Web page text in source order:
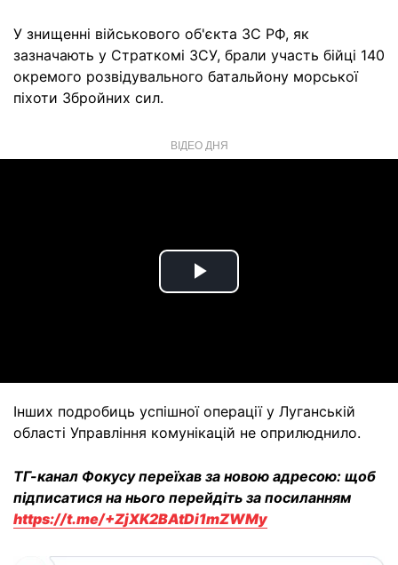
У знищенні військового об'єкта ЗС РФ, як
зазначають у Страткомі ЗСУ, брали участь бійці 140
окремого розвідувального батальйону морської
піхоти Збройних сил.
ВІДЕО ДНЯ
Play
Інших подробиць успішної операції у Луганській
області Управління комунікацій не оприлюднило.
ТГ-канал Фокусу переїхав за новою адресою: щоб
підписатися на нього перейдіть за посиланням
https://t.me/+ZjXK2BAtDi1mZWMy